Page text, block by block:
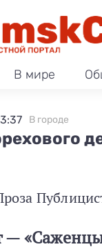
В мире
В городе
«Саженцы